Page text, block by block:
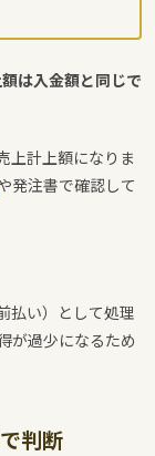
は入金額と同じで
上計上額になりま
発注書で確認して
払い）として処理
が過少になるため
判断